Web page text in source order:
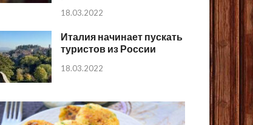
18.03.2022
Италия начинает пускать
туристов из России
18.03.2022